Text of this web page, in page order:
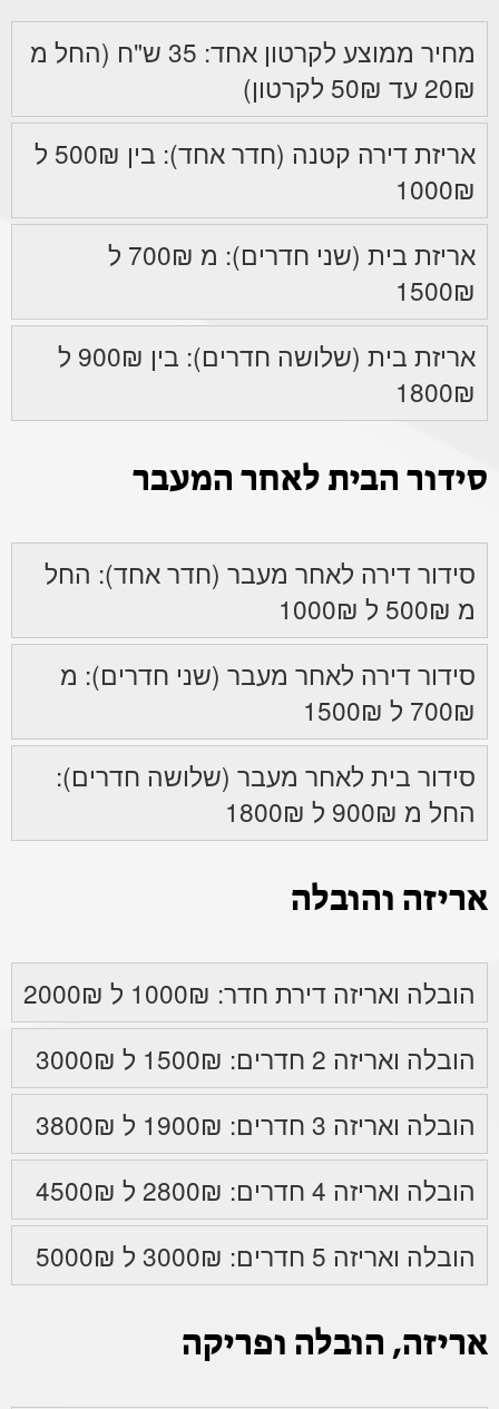
מחיר ממוצע לקרטון אחד: 35 ש"ח (החל מ
20₪ עד 50₪ לקרטון)
אריזת דירה קטנה (חדר אחד): בין 500₪ ל
1000₪
אריזת בית (שני חדרים): מ 700₪ ל
1500₪
אריזת בית (שלושה חדרים): בין 900₪ ל
1800₪
סידור הבית לאחר המעבר
סידור דירה לאחר מעבר (חדר אחד): החל
מ 500₪ ל 1000₪
סידור דירה לאחר מעבר (שני חדרים): מ
700₪ ל 1500₪
סידור בית לאחר מעבר (שלושה חדרים):
החל מ 900₪ ל 1800₪
אריזה והובלה
הובלה ואריזה דירת חדר: 1000₪ ל 2000₪
הובלה ואריזה 2 חדרים: 1500₪ ל 3000₪
הובלה ואריזה 3 חדרים: 1900₪ ל 3800₪
הובלה ואריזה 4 חדרים: 2800₪ ל 4500₪
הובלה ואריזה 5 חדרים: 3000₪ ל 5000₪
אריזה, הובלה ופריקה